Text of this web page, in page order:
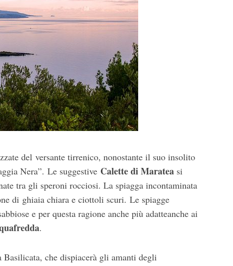
del versante tirrenico, nonostante il suo insolito
Nera”. Le suggestive Calette di Maratea si
tra gli speroni rocciosi. La spiagga incontaminata
di ghiaia chiara e ciottoli scuri. Le spiagge
e per questa ragione anche più adatteanche ai
.
che dispiacerà gli amanti degli